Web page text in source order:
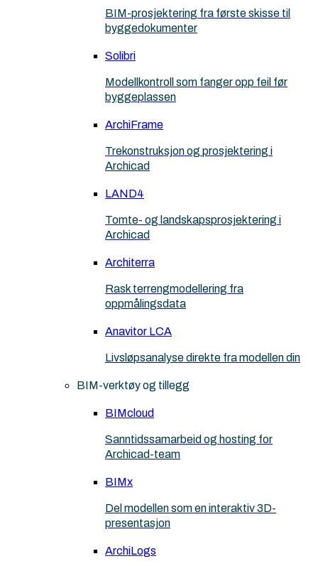
BIM-prosjektering fra første skisse til
byggedokumenter
Solibri
Modellkontroll som fanger opp feil før
byggeplassen
ArchiFrame
Trekonstruksjon og prosjektering i
Archicad
LAND4
Tomte- og landskapsprosjektering i
Archicad
Architerra
Rask terrengmodellering fra
oppmålingsdata
Anavitor LCA
Livsløpsanalyse direkte fra modellen din
BIM-verktøy og tillegg
BIMcloud
Sanntidssamarbeid og hosting for
Archicad-team
BIMx
Del modellen som en interaktiv 3D-
presentasjon
ArchiLogs